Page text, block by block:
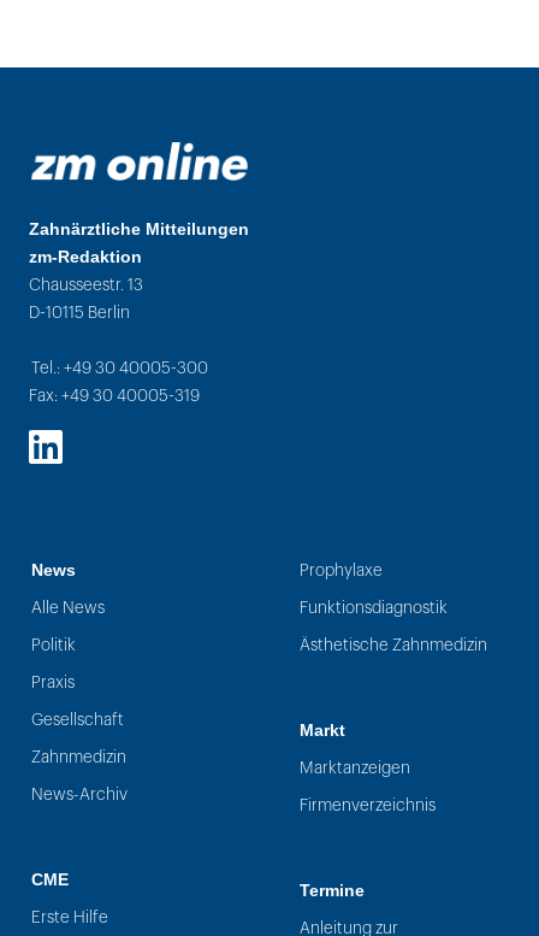
Zahnärztliche Mitteilungen
zm-Redaktion
Chausseestr. 13
D-10115 Berlin
Tel.: +49 30 40005-300
Fax: +49 30 40005-319
LinkedIn
News
Alle News
Politik
Praxis
Gesellschaft
Zahnmedizin
News-Archiv
CME
Erste Hilfe
Prophylaxe
Funktionsdiagnostik
Ästhetische Zahnmedizin
Markt
Marktanzeigen
Firmenverzeichnis
Termine
Anleitung zur